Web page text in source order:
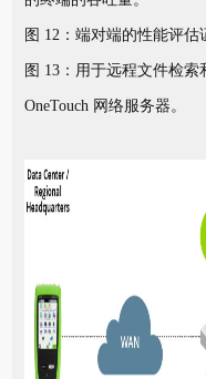
图 12：端对端的性能评估
图 13：用于远程文件检索
OneTouch 网络服务器。